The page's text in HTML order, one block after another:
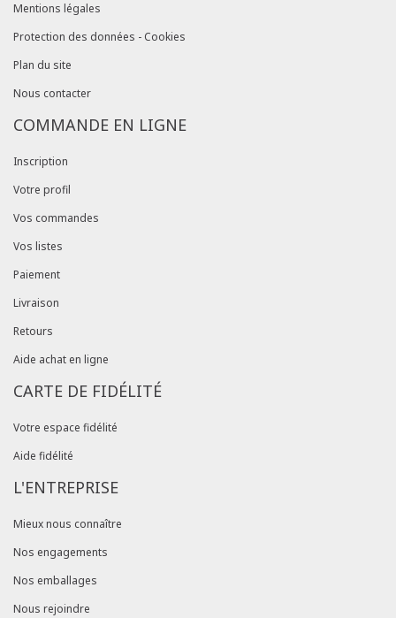
Mentions légales
Protection des données - Cookies
Plan du site
Nous contacter
COMMANDE EN LIGNE
Inscription
Votre profil
Vos commandes
Vos listes
Paiement
Livraison
Retours
Aide achat en ligne
CARTE DE FIDÉLITÉ
Votre espace fidélité
Aide fidélité
L'ENTREPRISE
Mieux nous connaître
Nos engagements
Nos emballages
Nous rejoindre